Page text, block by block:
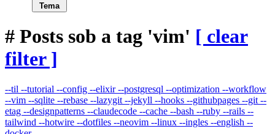
Tema
# Posts sob a tag 'vim' [ clear
filter ]
--til --tutorial --config --elixir--postgresql --optimization --workflow
--vim --sqlite --rebase --lazygit --jekyll --hooks --githubpages --git --
etag --designpatterns --claudecode --cache --bash --ruby --rails --
tailwind --hotwire --dotfiles --neovim --linux --ingles --english --